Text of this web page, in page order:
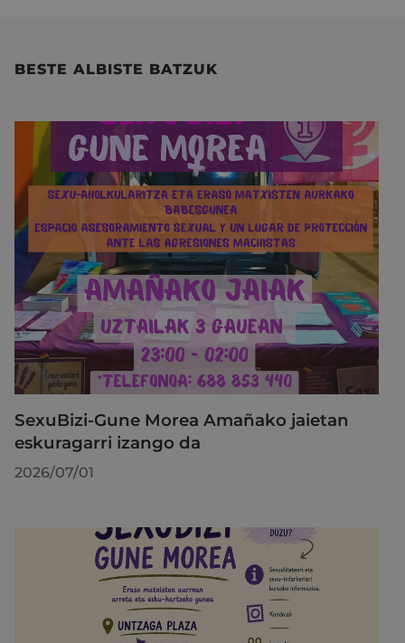
BESTE ALBISTE BATZUK
SexuBizi-Gune Morea Amañako jaietan
eskuragarri izango da
2026/07/01